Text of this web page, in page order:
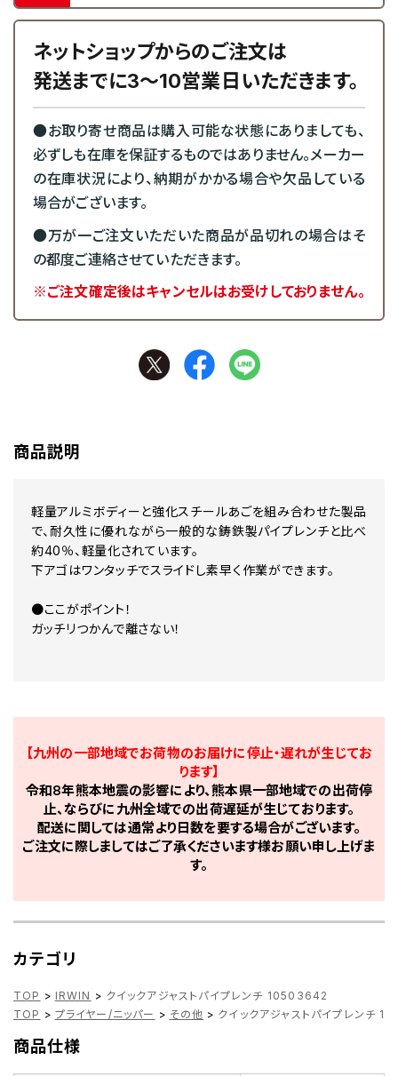
ネットショップからのご注文は
発送までに3～10営業日いただきます。
●お取り寄せ商品は購入可能な状態にありましても、
必ずしも在庫を保証するものではありません。メーカー
の在庫状況により、納期がかかる場合や欠品している
場合がございます。
●万が一ご注文いただいた商品が品切れの場合はそ
の都度ご連絡させていただきます。
※ご注文確定後はキャンセルはお受けしておりません。
商品説明
軽量アルミボディーと強化スチールあごを組み合わせた製品
で、耐久性に優れながら一般的な鋳鉄製パイプレンチと比べ
約40％、軽量化されています。
下アゴはワンタッチでスライドし素早く作業ができます。
●ここがポイント！
ガッチリつかんで離さない！
【九州の一部地域でお荷物のお届けに停止・遅れが生じてお
ります】
令和8年熊本地震の影響により、熊本県一部地域での出荷停
止、ならびに九州全域での出荷遅延が生じております。
配送に関しては通常より日数を要する場合がございます。
ご注文に際しましてはご了承くださいます様お願い申し上げま
す。
カテゴリ
TOP > IRWIN > クイックアジャストパイプレンチ 10503642
TOP > プライヤー/ニッパー > その他 > クイックアジャストパイプレンチ
商品仕様